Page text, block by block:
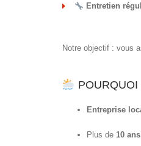
Entretien
Notre objectif : vous
Entreprise
Plus de 10